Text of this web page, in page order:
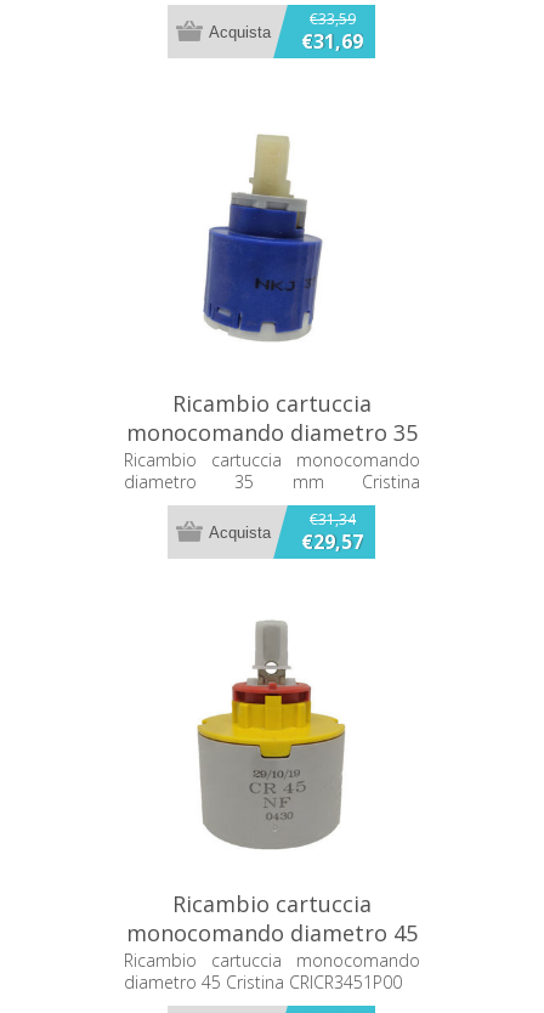
€33,59
€31,69
Ricambio cartuccia
monocomando diametro 35
mm Cristina CRICR16207Q00
Ricambio cartuccia monocomando
diametro 35 mm Cristina
CRICR16207Q00
€31,34
€29,57
Ricambio cartuccia
monocomando diametro 45
Cristina CRICR3451P00
Ricambio cartuccia monocomando
diametro 45 Cristina CRICR3451P00